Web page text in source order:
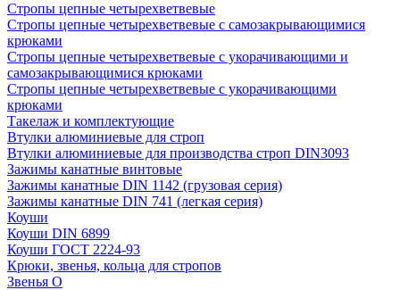
Стропы цепные четырехветвевые
Стропы цепные четырехветвевые с самозакрывающимися
крюками
Стропы цепные четырехветвевые с укорачивающими и
самозакрывающимися крюками
Стропы цепные четырехветвевые с укорачивающими
крюками
Такелаж и комплектующие
Втулки алюминиевые для строп
Втулки алюминиевые для производства строп DIN3093
Зажимы канатные винтовые
Зажимы канатные DIN 1142 (грузовая серия)
Зажимы канатные DIN 741 (легкая серия)
Коуши
Коуши DIN 6899
Коуши ГОСТ 2224-93
Крюки, звенья, кольца для стропов
Звенья О